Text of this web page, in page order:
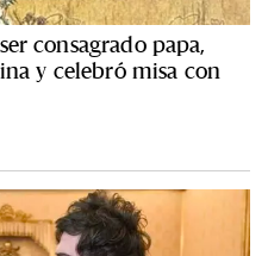
consagrado papa,
y celebró misa con